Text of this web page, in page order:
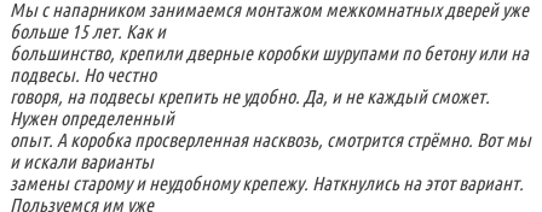
Мы с напарником занимаемся монтажом межкомнатных дверей уже
больше 15 лет. Как и
большинство, крепили дверные коробки шурупами по бетону или на
подвесы. Но честно
говоря, на подвесы крепить не удобно. Да, и не каждый сможет.
Нужен определенный
опыт. А коробка просверленная насквозь, смотрится стрёмно. Вот мы
и искали варианты
замены старому и неудобному крепежу. Наткнулись на этот вариант.
Пользуемся им уже